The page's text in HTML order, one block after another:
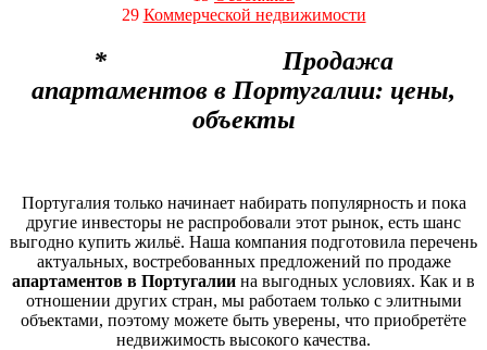
29 Коммерческой недвижимости
* Продажа
апартаментов в Португалии: цены,
объекты
Португалия только начинает набирать популярность и пока
другие инвесторы не распробовали этот рынок, есть шанс
выгодно купить жильё. Наша компания подготовила перечень
актуальных, востребованных предложений по продаже
апартаментов в Португалии на выгодных условиях. Как и в
отношении других стран, мы работаем только с элитными
объектами, поэтому можете быть уверены, что приобретёте
недвижимость высокого качества.